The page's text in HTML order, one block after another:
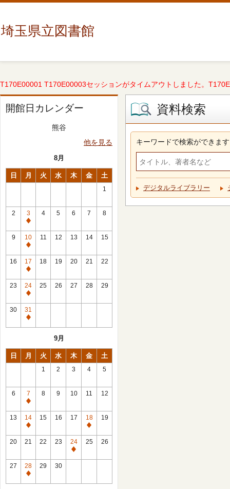
埼玉県立図書館
T170E00001 T170E00003セッションがタイムアウトしました。
開館日カレンダー
熊谷
他を見る
8月
日 月 火 水 木 金 土
1
2
3
休
館
日
4 5 6 7 8
9
10
休
館
日
11 12 13 14 15
16
17
休
館
日
18 19 20 21 22
23
24
休
館
日
25 26 27 28 29
30
31
休
9月
日 月 火 水 木 金 土
1 2 3 4 5
6
7
休
館
日
8 9 10 11 12
13
14
休
館
15 16 17
18
休
館
19
20 21 22 23
24
休
25 26
27
28
休
29 30
資料検索
キーワードで検索ができます
デジタルライブラリー